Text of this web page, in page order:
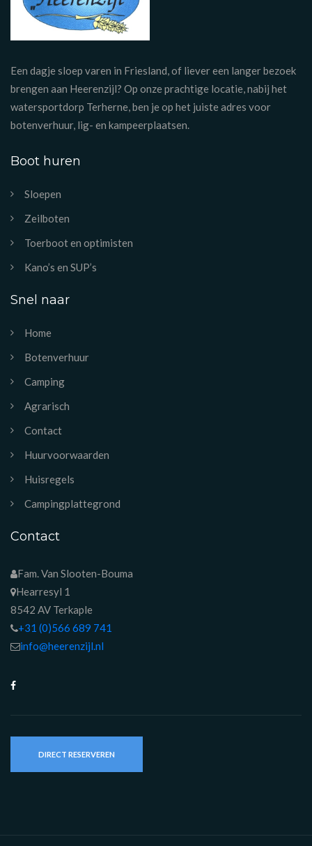
Een dagje sloep varen in Friesland, of liever een langer bezoek
brengen aan Heerenzijl? Op onze prachtige locatie, nabij het
watersportdorp Terherne, ben je op het juiste adres voor
botenverhuur, lig- en kampeerplaatsen.
Boot huren
Sloepen
Zeilboten
Toerboot en optimisten
Kano’s en SUP’s
Snel naar
Home
Botenverhuur
Camping
Agrarisch
Contact
Huurvoorwaarden
Huisregels
Campingplattegrond
Contact
Fam. Van Slooten-Bouma
Hearresyl 1
8542 AV Terkaple
+31 (0)566 689 741
info@heerenzijl.nl
DIRECT RESERVEREN